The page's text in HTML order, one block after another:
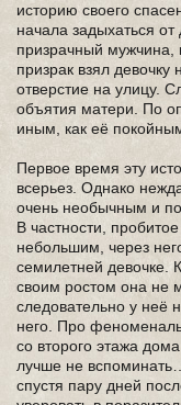
историю своего
начала задыхаться
призрачный мужчина,
призрак взял
отверстие на улицу.
объятия матери. По
иным, как её
Первое время эту
всерьез. Однако
очень необычным и
В частности,
небольшим, через
семилетней девочке.
своим ростом она не
следовательно у неё
него. Про
со второго этажа
лучше не
спустя пару дней